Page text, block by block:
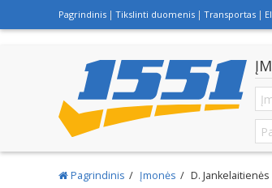
Pagrindinis Tikslinti duomenis Transportas
Pagrindinis Įmonės D.